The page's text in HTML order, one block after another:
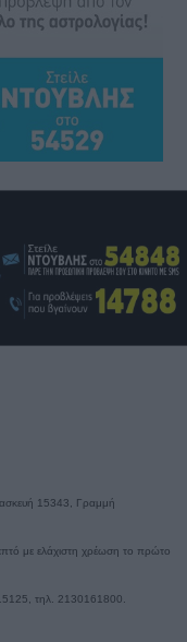
15343, Γραμμή
με ελάχιστη χρέωση το πρώτο
τηλ. 2130161800.